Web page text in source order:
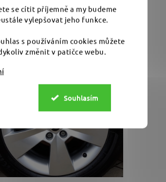
se cítit příjemně a my budeme
vylepšovat jeho funkce.
s používáním cookies můžete
změnit v patičce webu.
Souhlasím